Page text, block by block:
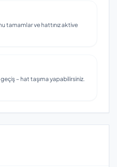
tamamlar ve hattınız aktive
– hat taşıma yapabilirsiniz.